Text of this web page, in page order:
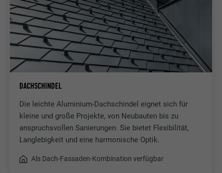
DACHSCHINDEL
Die leichte Aluminium-Dachschindel eignet sich für
kleine und große Projekte, von Neubauten bis zu
anspruchsvollen Sanierungen. Sie bietet Flexibilität,
Langlebigkeit und eine harmonische Optik.
Als Dach-Fassaden-Kombination verfügbar